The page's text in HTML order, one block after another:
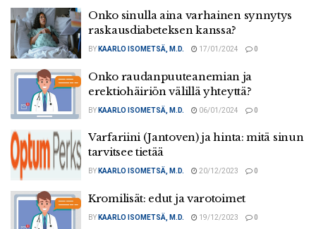
Onko sinulla aina varhainen synnytys
raskausdiabeteksen kanssa?
BY KAARLO ISOMETSÄ, M.D. 17/01/2024 0
Onko raudanpuuteanemian ja
erektiohäiriön välillä yhteyttä?
BY KAARLO ISOMETSÄ, M.D. 06/01/2024 0
Varfariini (Jantoven) ja hinta: mitä sinun
tarvitsee tietää
BY KAARLO ISOMETSÄ, M.D. 20/12/2023 0
Kromilisät: edut ja varotoimet
BY KAARLO ISOMETSÄ, M.D. 19/12/2023 0